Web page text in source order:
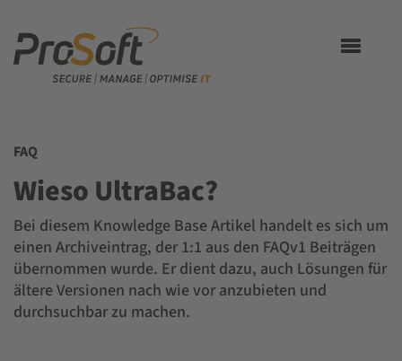
Toggle
FAQ
Wieso UltraBac?
Bei diesem Knowledge Base Artikel handelt es sich um
einen Archiveintrag, der 1:1 aus den FAQv1 Beiträgen
übernommen wurde. Er dient dazu, auch Lösungen für
ältere Versionen nach wie vor anzubieten und
durchsuchbar zu machen.